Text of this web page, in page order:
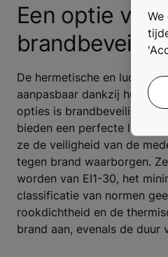
Een optie voor
De hermetische en
aanpasbaar dankzij hun
opties is brandbeveiliging.
bieden een perfecte
ze de veiligheid van de
tegen brand waarborgen.
worden van EI1-30, het
classificatie van normen
rookdichtheid en de
brand aan, evenals de duur